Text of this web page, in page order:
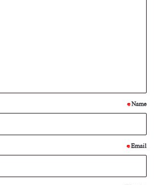
*
Name
*
Email
*